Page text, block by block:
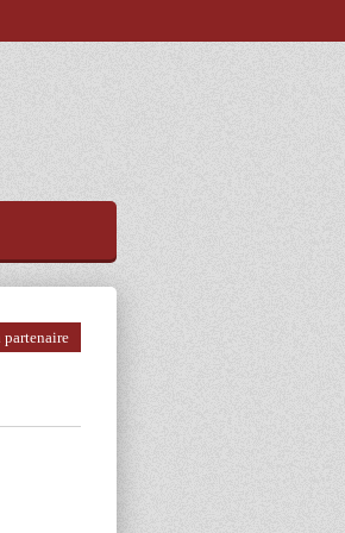
partenaire